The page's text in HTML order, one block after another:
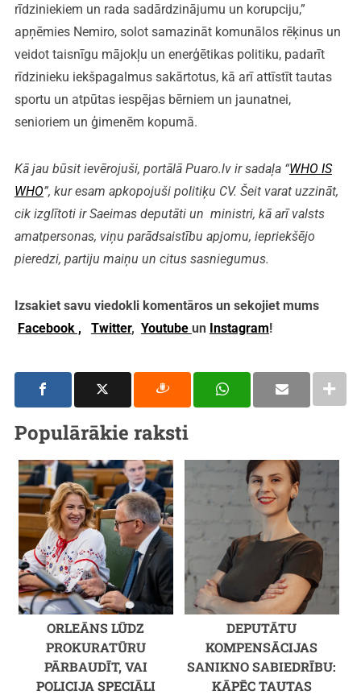
rīdziniekiem un rada sadārdzinājumu un korupciju,”
apņēmies Nemiro, solot samazināt komunālos rēķinus un
veidot taisnīgu mājokļu un enerģētikas politiku, padarīt
rīdzinieku iekšpagalmus sakārtotus, kā arī attīstīt tautas
sportu un atpūtas iespējas bērniem un jaunatnei,
senioriem un ģimenēm kopumā.
Kā jau būsit ievērojuši, portālā Puaro.lv ir sadaļa “WHO IS
WHO”, kur esam apkopojuši politiķu CV. Šeit varat uzzināt,
cik izglītoti ir Saeimas deputāti un ministri, kā arī valsts
amatpersonas, viņu parādsaistību apjomu, iepriekšējo
pieredzi, partiju maiņu un citus sasniegumus.
Izsakiet savu viedokli komentāros un sekojiet mums
Facebook ,
Twitter, Youtube un Instagram!
Populārākie raksti
ORLEĀNS LŪDZ
PROKURATŪRU
PĀRBAUDĪT, VAI
POLICIJA SPECIĀLI
DEPUTĀTU
KOMPENSĀCIJAS
SANIKNO SABIEDRĪBU:
KĀPĒC TAUTAS